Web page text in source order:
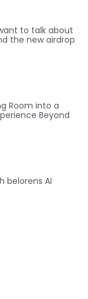
to talk about
the new airdrop
Room into a
Beyond
belorens AI